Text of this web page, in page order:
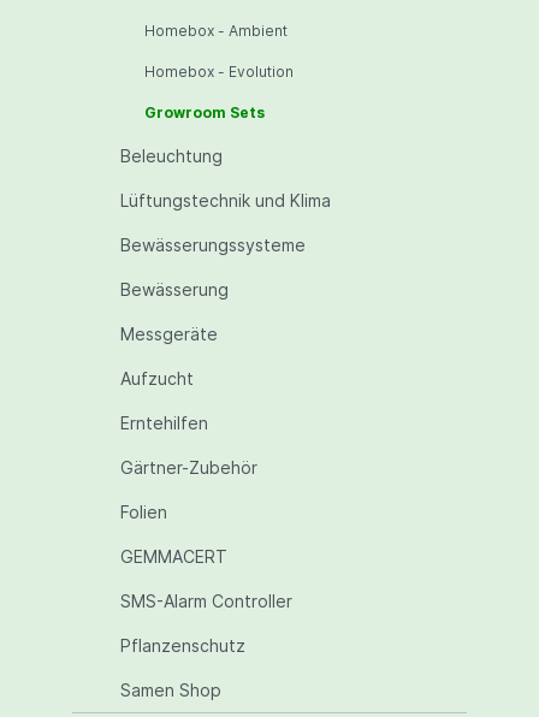
Homebox - Ambient
Homebox - Evolution
Growroom Sets
Beleuchtung
Lüftungstechnik und Klima
Bewässerungssysteme
Bewässerung
Messgeräte
Aufzucht
Erntehilfen
Gärtner-Zubehör
Folien
GEMMACERT
SMS-Alarm Controller
Pflanzenschutz
Samen Shop